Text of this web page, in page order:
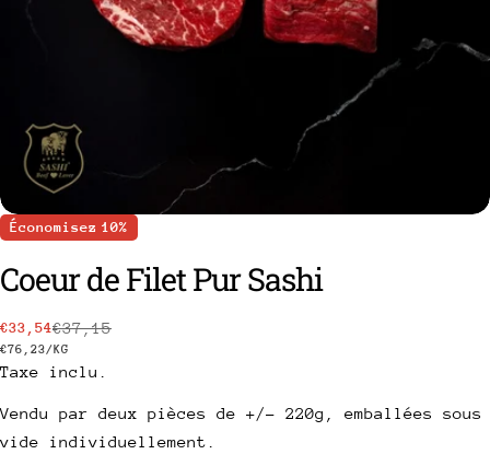
Économisez 10%
Coeur de Filet Pur Sashi
Prix
de
€33,54
Prix
habituel
€37,15
PRIX
UNITAIRE
€76,23/PAR
KG
Taxe inclu.
Vendu par deux pièces de +/- 220g, emballées sous
vide individuellement.
Votre